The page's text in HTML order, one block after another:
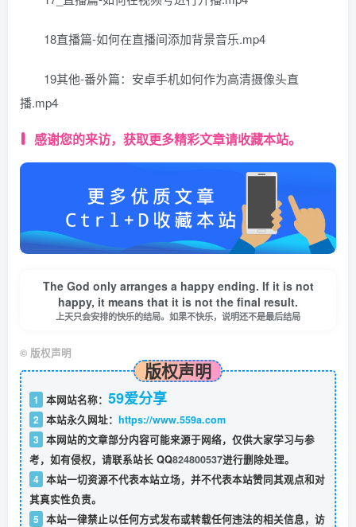
18直播篇-如何在直播间添加背景音乐.mp4
19其他-番外篇：安卓手机如何作为高清摄像头直
播.mp4
感谢您的来访，获取更多精彩文章请收藏本站。
The God only arranges a happy ending. If it is not
happy, it means that it is not the final result.
上天只会安排的快乐的结局。如果不快乐，说明还不是最后结局
© 版权声明
版权声明
1 本网站名称： 59爱分享
2 本站永久网址： https://www.559a.com
3 本网站的文章部分内容可能来源于网络，仅供大家学习与参
考，如有侵权，请联系站长 QQ824800537进行删除处理。
4 本站一切资源不代表本站立场，并不代表本站赞同其观点和对
其真实性负责。
5 本站一律禁止以任何方式发布或转载任何违法的相关信息，访